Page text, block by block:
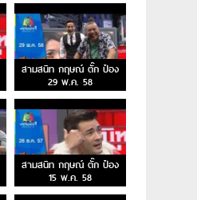
สามสนิท กฤษณ์ ตั๊ก ป๋อง
29 พ.ค. 58
สามสนิท กฤษณ์ ตั๊ก ป๋อง
15 พ.ค. 58